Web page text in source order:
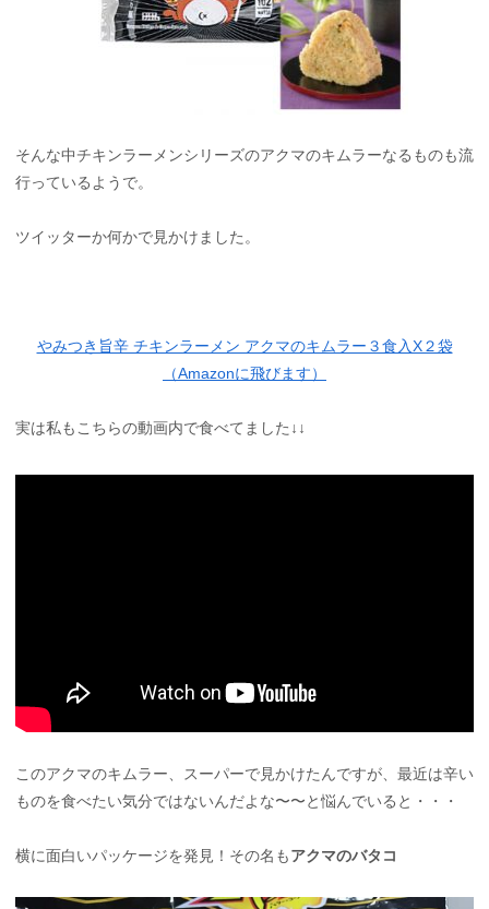
そんな中チキンラーメンシリーズのアクマのキムラーなるものも流
行っているようで。
ツイッターか何かで見かけました。
やみつき旨辛 チキンラーメン アクマのキムラー３食入X２袋
（Amazonに飛びます）
実は私もこちらの動画内で食べてました↓↓
このアクマのキムラー、スーパーで見かけたんですが、最近は辛い
ものを食べたい気分ではないんだよな〜〜と悩んでいると・・・
横に面白いパッケージを発見！その名もアクマのバタコ